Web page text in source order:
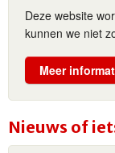
Deze website
kunnen we niet
Meer
Nieuws of